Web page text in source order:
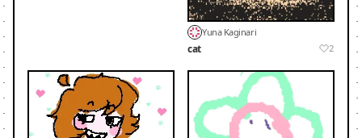
Yuna Kaginari
cat 2